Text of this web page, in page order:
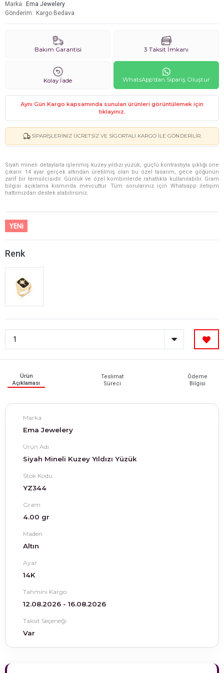
Marka
Ema Jewelery
Gönderim
Kargo Bedava
Bakım Garantisi 3 Taksit İmkanı
Kolay İade WhatsApp'dan Sipariş Oluştur
Aynı Gün Kargo kapsamında sunulan ürünleri görüntülemek için
tıklayınız.
SIPARIŞLERINIZ ÜCRETSIZ VE SIGORTALI KARGO ILE GÖNDERILIR.
Siyah mineli detaylarla işlenmiş kuzey yıldızı yüzük, güçlü kontrastıyla şıklığı öne
çıkarır. 14 ayar gerçek altından üretilmiş olan bu özel tasarım, gece göğünün
zarif bir temsilcisidir. Günlük ve özel kombinlerde rahatlıkla kullanılabilir. Gram
bilgisi açıklama kısmında mevcuttur. Tüm sorularınız için Whatsapp iletişim
hattımızdan destek alabilirsiniz.
Renk
Ürün
Açıklaması
Teslimat
Süreci
Ödeme
Bilgisi
Marka
Ema Jewelery
Ürün Adı
Siyah Mineli Kuzey Yıldızı Yüzük
Stok Kodu
YZ344
Gram
4.00 gr
Maden
Altın
Ayar
14K
Tahmini Kargo
12.08.2026 - 16.08.2026
Taksit Seçeneği
Var